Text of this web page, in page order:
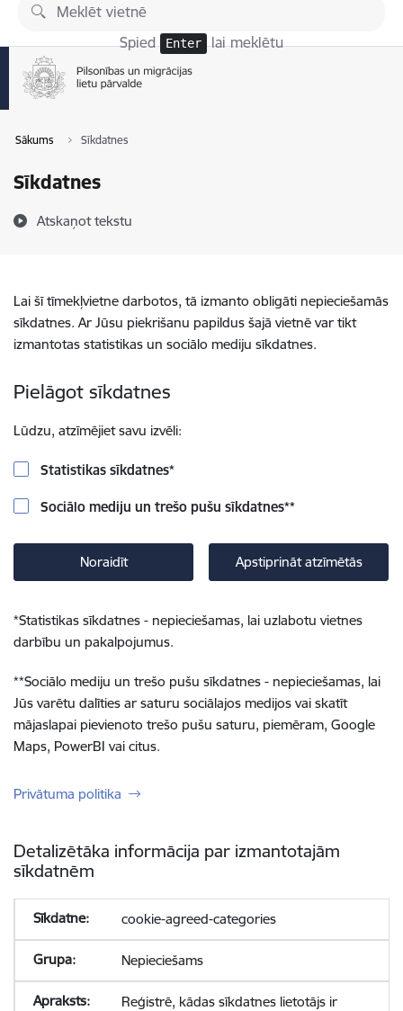
Pāriet uz lapas saturu
Spied Enter lai meklētu
Sākums Sīkdatnes
Sīkdatnes
Atskaņot tekstu
Lai šī tīmekļvietne darbotos, tā izmanto obligāti nepieciešamās
sīkdatnes. Ar Jūsu piekrišanu papildus šajā vietnē var tikt
izmantotas statistikas un sociālo mediju sīkdatnes.
Pielāgot sīkdatnes
Lūdzu, atzīmējiet savu izvēli:
Statistikas sīkdatnes*
Sociālo mediju un trešo pušu sīkdatnes**
Noraidīt Apstiprināt atzīmētās
*Statistikas sīkdatnes - nepieciešamas, lai uzlabotu vietnes
darbību un pakalpojumus.
**Sociālo mediju un trešo pušu sīkdatnes - nepieciešamas, lai
Jūs varētu dalīties ar saturu sociālajos medijos vai skatīt
mājaslapai pievienoto trešo pušu saturu, piemēram, Google
Maps, PowerBI vai citus.
Privātuma politika
Detalizētāka informācija par izmantotajām
sīkdatnēm
cookie-agreed-categories
Nepieciešams
Reģistrē, kādas sīkdatnes lietotājs ir